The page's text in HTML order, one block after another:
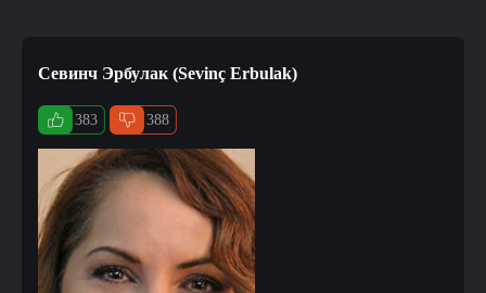
Севинч Эрбулак (Sevinç Erbulak)
383 388